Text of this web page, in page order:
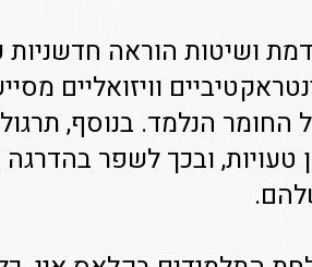
ושיטות הוראה
וויזואליים
החומר הנלמד. בנוסף,
טעויות, ובכך לשפר